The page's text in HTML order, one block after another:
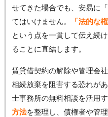
せてきた場合でも、安易に
てはいけません。
「法的な
という点を一貫して伝え続
ることに直結します。
賃貸借契約の解除や管理会
相続放棄を阻害する恐れが
士事務所の無料相談を活用す
方法を整理し、債権者や管